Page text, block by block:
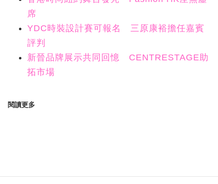
席
YDC時裝設計賽可報名 三原康裕擔任嘉賓
評判
新晉品牌展示共同回憶 CENTRESTAGE助
拓市場
閱讀更多